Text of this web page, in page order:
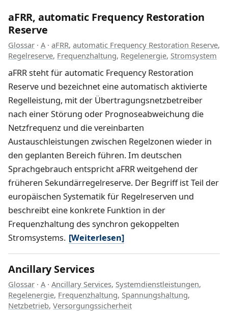
aFRR, automatic Frequency Restoration
Reserve
Glossar · A · aFRR, automatic Frequency Restoration Reserve,
Regelreserve, Frequenzhaltung, Regelenergie, Stromsystem
aFRR steht für automatic Frequency Restoration
Reserve und bezeichnet eine automatisch aktivierte
Regelleistung, mit der Übertragungsnetzbetreiber
nach einer Störung oder Prognoseabweichung die
Netzfrequenz und die vereinbarten
Austauschleistungen zwischen Regelzonen wieder in
den geplanten Bereich führen. Im deutschen
Sprachgebrauch entspricht aFRR weitgehend der
früheren Sekundärregelreserve. Der Begriff ist Teil der
europäischen Systematik für Regelreserven und
beschreibt eine konkrete Funktion in der
Frequenzhaltung des synchron gekoppelten
Stromsystems. [Weiterlesen]
Ancillary Services
Glossar · A · Ancillary Services, Systemdienstleistungen,
Regelenergie, Frequenzhaltung, Spannungshaltung,
Netzbetrieb, Versorgungssicherheit